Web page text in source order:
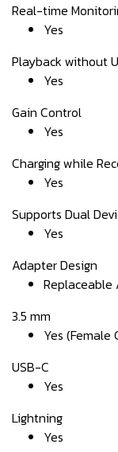
Real-time
Yes
Playback without
Yes
Gain Control
Yes
Charging while
Yes
Supports Dual
Yes
Adapter Design
Replaceable
3.5 mm
Yes (Female
USB-C
Yes
Lightning
Yes